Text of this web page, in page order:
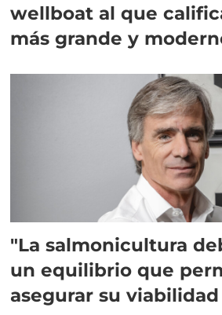
wellboat al que
más grande y
"La salmonicultura
un equilibrio que
asegurar su